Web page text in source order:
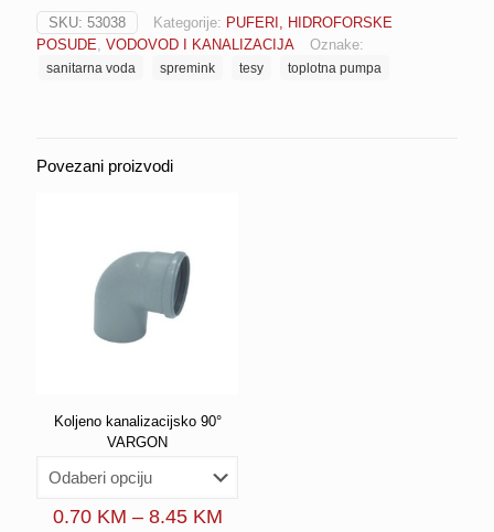
za
sanitarnu
vodu
300
dvostruki
izmjenjivač
SKU: 53038 Kategorije: PUFERI, HIDROFORSKE
POSUDE, VODOVOD I KANALIZACIJA Oznake:
sanitarna voda spremink tesy toplotna pumpa
Povezani proizvodi
Koljeno kanalizacijsko 90°
VARGON
0.70 KM – 8.45 KMPrice